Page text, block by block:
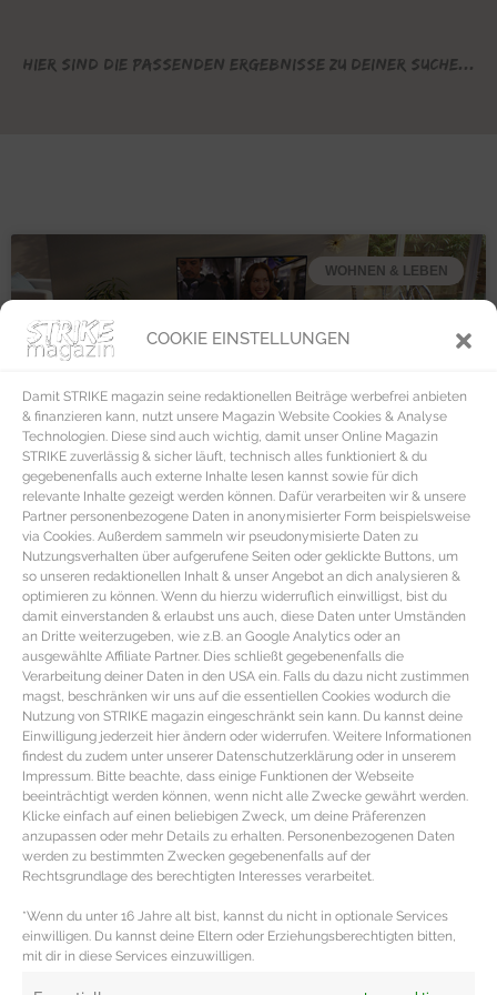
COOKIE EINSTELLUNGEN
Damit STRIKE magazin seine redaktionellen Beiträge werbefrei anbieten
& finanzieren kann, nutzt unsere Magazin Website Cookies & Analyse
Technologien. Diese sind auch wichtig, damit unser Online Magazin
STRIKE zuverlässig & sicher läuft, technisch alles funktioniert & du
gegebenenfalls auch externe Inhalte lesen kannst sowie für dich
relevante Inhalte gezeigt werden können. Dafür verarbeiten wir & unsere
Partner personenbezogene Daten in anonymisierter Form beispielsweise
via Cookies. Außerdem sammeln wir pseudonymisierte Daten zu
Nutzungsverhalten über aufgerufene Seiten oder geklickte Buttons, um
so unseren redaktionellen Inhalt & unser Angebot an dich analysieren &
optimieren zu können. Wenn du hierzu widerruflich einwilligst, bist du
damit einverstanden & erlaubst uns auch, diese Daten unter Umständen
an Dritte weiterzugeben, wie z.B. an Google Analytics oder an
ausgewählte Affiliate Partner. Dies schließt gegebenenfalls die
Verarbeitung deiner Daten in den USA ein. Falls du dazu nicht zustimmen
magst, beschränken wir uns auf die essentiellen Cookies wodurch die
Nutzung von STRIKE magazin eingeschränkt sein kann. Du kannst deine
Einwilligung jederzeit hier ändern oder widerrufen. Weitere Informationen
findest du zudem unter unserer Datenschutzerklärung oder in unserem
Impressum. Bitte beachte, dass einige Funktionen der Webseite
beeinträchtigt werden können, wenn nicht alle Zwecke gewährt werden.
Klicke einfach auf einen beliebigen Zweck, um deine Präferenzen
anzupassen oder mehr Details zu erhalten. Personenbezogenen Daten
werden zu bestimmten Zwecken gegebenenfalls auf der
Rechtsgrundlage des berechtigten Interesses verarbeitet.
*Wenn du unter 16 Jahre alt bist, kannst du nicht in optionale Services
einwilligen. Du kannst deine Eltern oder Erziehungsberechtigten bitten,
mit dir in diese Services einzuwilligen.
Hier sind die passenden Ergebnisse zu deiner Suche...
WOHNEN & LEBEN
Die Top 3 Video on Demand Anbieter
im Vergleich
Video on Demand Anbieter im Vergleich Neben unseren
detaillierten Berichten über